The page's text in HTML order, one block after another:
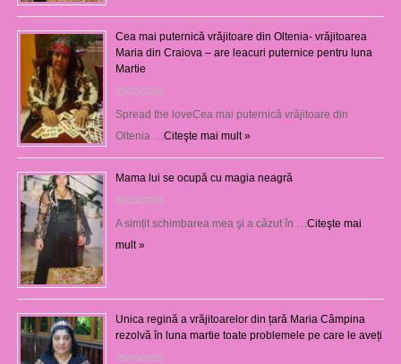
Cea mai puternică vrăjitoare din Oltenia- vrăjitoarea
Maria din Craiova – are leacuri puternice pentru luna
Martie
25/03/2026
Spread the loveCea mai puternică vrăjitoare din
Oltenia …Citeşte mai mult »
Mama lui se ocupă cu magia neagră
05/12/2025
A simțit schimbarea mea şi a căzut în …Citeşte mai
mult »
Unica regină a vrăjitoarelor din țară Maria Câmpina
rezolvă în luna martie toate problemele pe care le aveți
25/09/2025